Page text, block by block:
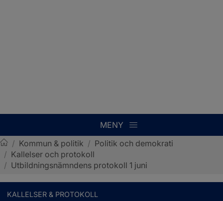
MENY
Sotenäs kommun
/ Kommun & politik / Politik och demokrati
/ Kallelser och protokoll
/ Utbildningsnämndens protokoll 1 juni
KALLELSER & PROTOKOLL